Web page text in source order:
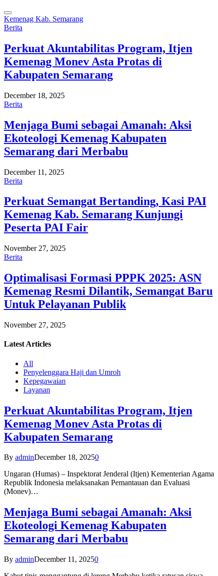
Kemenag Kab. Semarang
Berita
Perkuat Akuntabilitas Program, Itjen
Kemenag Monev Asta Protas di
Kabupaten Semarang
December 18, 2025
Berita
Menjaga Bumi sebagai Amanah: Aksi
Ekoteologi Kemenag Kabupaten
Semarang dari Merbabu
December 11, 2025
Berita
Perkuat Semangat Bertanding, Kasi PAI
Kemenag Kab. Semarang Kunjungi
Peserta PAI Fair
November 27, 2025
Berita
Optimalisasi Formasi PPPK 2025: ASN
Kemenag Resmi Dilantik, Semangat Baru
Untuk Pelayanan Publik
November 27, 2025
Latest Articles
All
Penyelenggara Haji dan Umroh
Kepegawaian
Layanan
Perkuat Akuntabilitas Program, Itjen
Kemenag Monev Asta Protas di
Kabupaten Semarang
By adminDecember 18, 20250
Ungaran (Humas) – Inspektorat Jenderal (Itjen) Kementerian Agama
Republik Indonesia melaksanakan Pemantauan dan Evaluasi
(Monev)…
Menjaga Bumi sebagai Amanah: Aksi
Ekoteologi Kemenag Kabupaten
Semarang dari Merbabu
By adminDecember 11, 20250